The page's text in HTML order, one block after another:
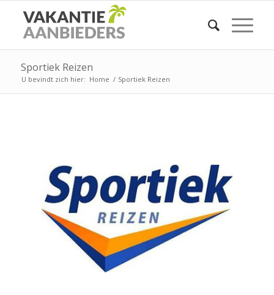
Sportiek Reizen
U bevindt zich hier: Home / Sportiek Reizen